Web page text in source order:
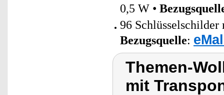
0,5 W •
96 Schlüsselschilder
Bezugsquelle:
Themen-
mit